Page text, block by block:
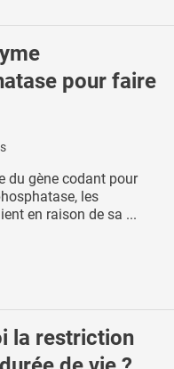
pour faire
du gène codant pour
les
en raison de sa ...
la restriction